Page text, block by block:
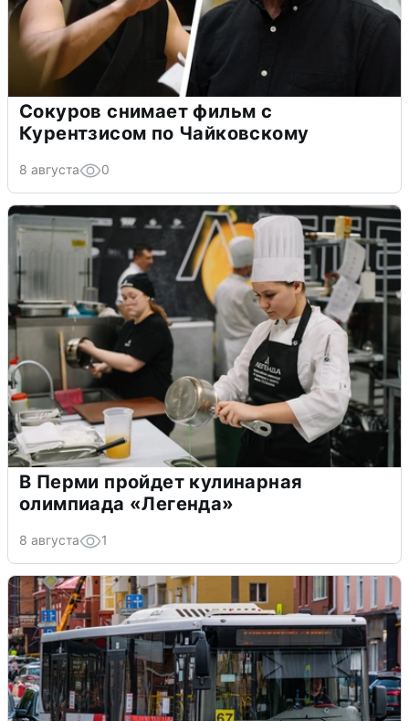
Сокуров снимает фильм с
Курентзисом по Чайковскому
8 августа 0
В Перми пройдет кулинарная
олимпиада «Легенда»
8 августа 1